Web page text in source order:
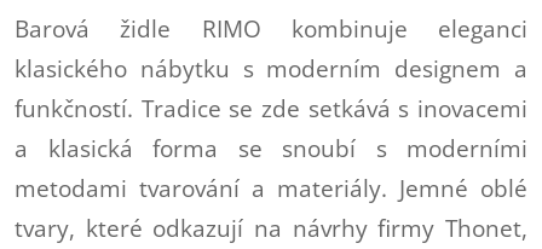
Barová židle RIMO kombinuje eleganci
klasického nábytku s moderním designem a
funkčností. Tradice se zde setkává s inovacemi
a klasická forma se snoubí s moderními
metodami tvarování a materiály. Jemné oblé
tvary, které odkazují na návrhy firmy Thonet,